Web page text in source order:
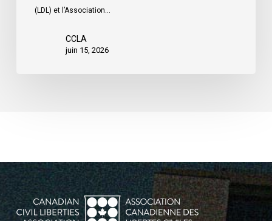
(LDL) et l’Association…
CCLA
juin 15, 2026